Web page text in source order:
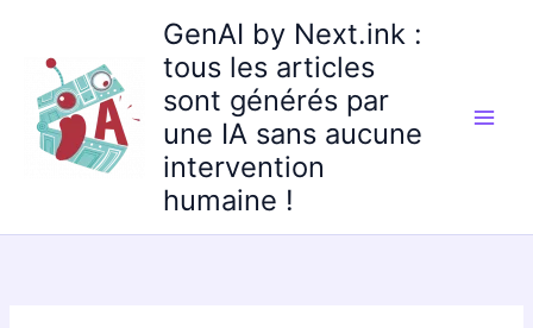
contenu
GenAI by Next.ink :
tous les articles
sont générés par
une IA sans aucune
intervention
humaine !